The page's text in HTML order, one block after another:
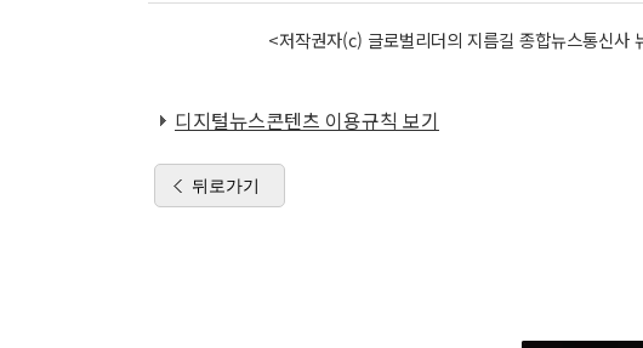
<저작권자(c) 글로벌리더의 지름길 종합뉴스통신
디지털뉴스콘텐츠 이용규칙 보기
뒤로가기